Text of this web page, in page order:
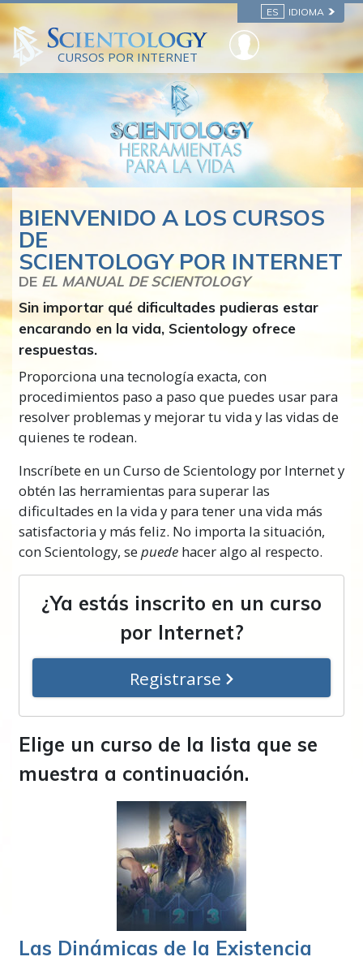
ES IDIOMA
CURSOS POR INTERNET
BIENVENIDO A LOS CURSOS
DE
SCIENTOLOGY POR INTERNET
DE EL MANUAL DE SCIENTOLOGY
Sin importar qué dificultades pudieras estar
encarando en la vida, Scientology ofrece
respuestas.
Proporciona una tecnología exacta, con
procedimientos paso a paso que puedes usar para
resolver problemas y mejorar tu vida y las vidas de
quienes te rodean.
Inscríbete en un Curso de Scientology por Internet y
obtén las herramientas para superar las
dificultades en la vida y para tener una vida más
satisfactoria y más feliz. No importa la situación,
con Scientology, sepuede hacer algo al respecto.
¿Ya estás inscrito en un curso
por Internet?
Registrarse
Elige un curso de la lista que se
muestra a continuación.
Las Dinámicas de la Existencia